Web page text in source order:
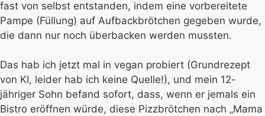
fast von selbst entstanden, indem eine vorbereitete
Pampe (Füllung) auf Aufbackbrötchen gegeben wurde,
die dann nur noch überbacken werden mussten.
Das hab ich jetzt mal in vegan probiert (Grundrezept
von KI, leider hab ich keine Quelle!), und mein 12-
jähriger Sohn befand sofort, dass, wenn er jemals ein
Bistro eröffnen würde, diese Pizzbrötchen nach „Mama